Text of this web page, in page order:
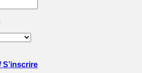
S’inscrire